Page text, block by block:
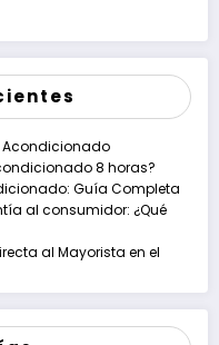
Acondicionado
8 horas?
Guía Completa
al consumidor: ¿Qué
al Mayorista en el